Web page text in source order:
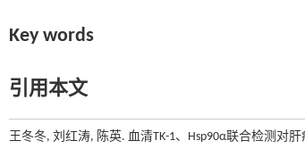
Key words
引用本文
王冬冬, 刘红涛, 陈英. 血清TK-1、Hsp90α联合检测对